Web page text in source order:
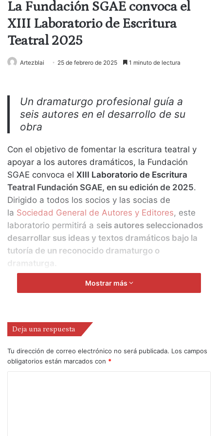
La Fundación SGAE convoca el
XIII Laboratorio de Escritura
Teatral 2025
Artezblai 25 de febrero de 2025 1 minuto de lectura
Un dramaturgo profesional guía a
seis autores en el desarrollo de su
obra
Con el objetivo de fomentar la escritura teatral y
apoyar a los autores dramáticos, la Fundación
SGAE convoca el XIII Laboratorio de Escritura
Teatral Fundación SGAE, en su edición de 2025.
Dirigido a todos los socios y las socias de
la Sociedad General de Autores y Editores, este
laboratorio permitirá a seis autores seleccionados
desarrollar sus ideas y textos dramáticos bajo la
tutoría de un reconocido dramaturgo o
dramaturga.
Además, la Fundación SGAE becará con
octubre en sesiones tanto presenciales en Madrid
como telemáticas. La organización cubrirá los
gastos de desplazamiento de los talleristas
ypublicará las obras resultantes
Mostrar más
Deja una respuesta
Tu dirección de correo electrónico no será publicada. Los campos
obligatorios están marcados con *